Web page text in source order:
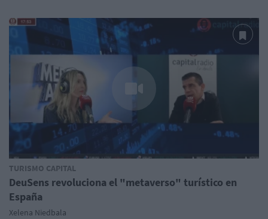
TURISMO CAPITAL
DeuSens revoluciona el "metaverso" turístico en
España
Xelena Niedbala